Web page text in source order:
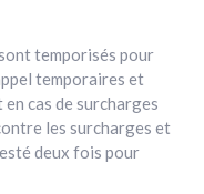
temporisés pour
temporaires et
cas de surcharges
les surcharges et
deux fois pour